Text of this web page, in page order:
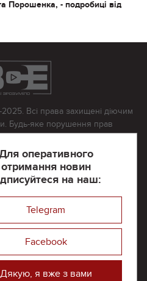
Порошенка, - подробиці від
оперативного
отримання новин
на наш:
Telegram
Facebook
Дякую, я вже з вами
Всі права захищені діючим
Будь-яке порушення прав
порядку. Будь-яке відтворення
письмово дозволу редакції.
усіх матеріалів, розміщених
містять посилання на інші
видання, несе редакційна
на сайті
та підтримується